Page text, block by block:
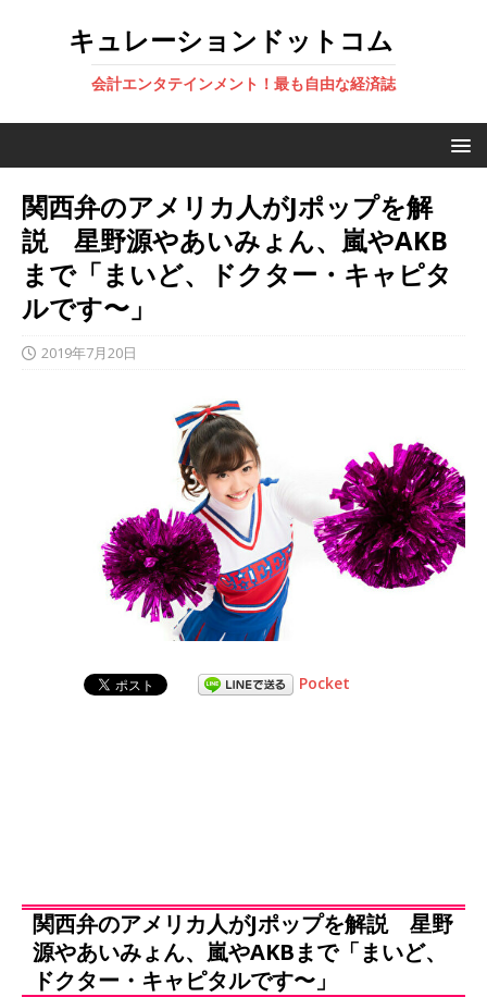
キュレーションドットコム
会計エンタテインメント！最も自由な経済誌
関西弁のアメリカ人がJポップを解
説 星野源やあいみょん、嵐やAKB
まで「まいど、ドクター・キャピタ
ルです〜」
2019年7月20日
Pocket
関西弁のアメリカ人がJポップを解説 星野
源やあいみょん、嵐やAKBまで「まいど、
ドクター・キャピタルです〜」